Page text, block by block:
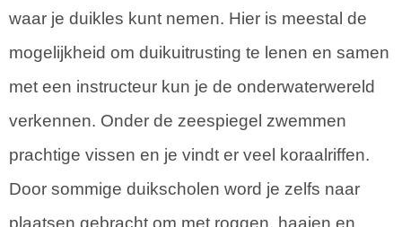
waar je duikles kunt nemen. Hier is meestal de
mogelijkheid om duikuitrusting te lenen en samen
met een instructeur kun je de onderwaterwereld
verkennen. Onder de zeespiegel zwemmen
prachtige vissen en je vindt er veel koraalriffen.
Door sommige duikscholen word je zelfs naar